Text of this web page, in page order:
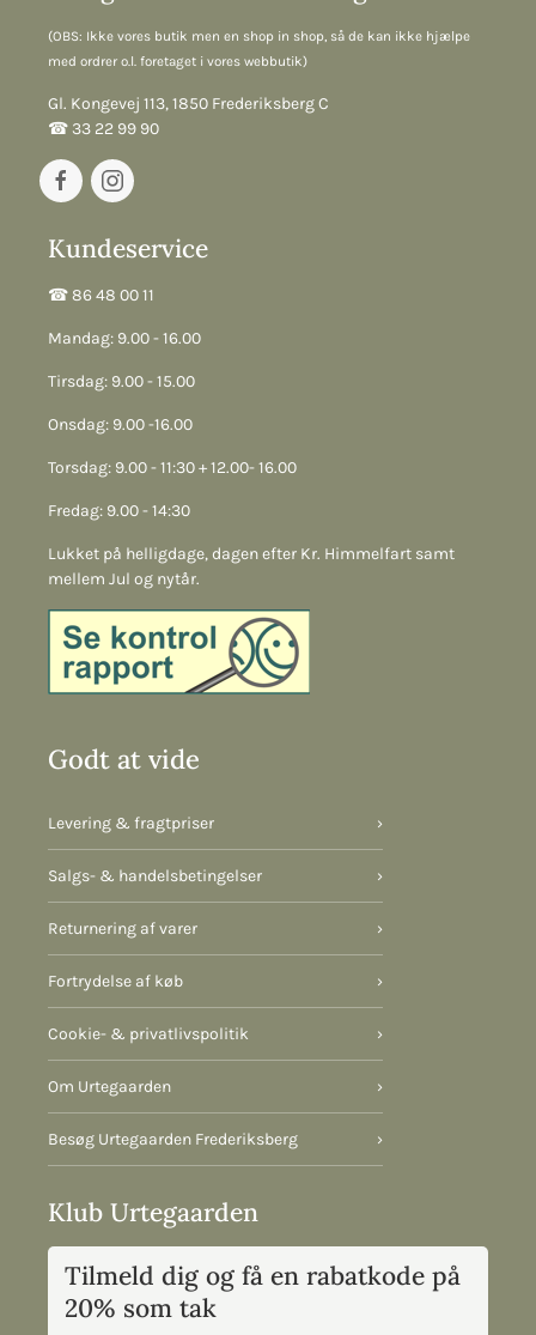
(OBS: Ikke vores butik men en shop in shop, så de kan ikke hjælpe
med ordrer o.l. foretaget i vores webbutik)
Gl. Kongevej 113, 1850 Frederiksberg C
☎︎ 33 22 99 90
Kundeservice
☎︎ 86 48 00 11
Mandag: 9.00 - 16.00
Tirsdag: 9.00 - 15.00
Onsdag: 9.00 -16.00
Torsdag: 9.00 - 11:30 + 12.00- 16.00
Fredag: 9.00 - 14:30
Lukket på helligdage, dagen efter Kr. Himmelfart samt
mellem Jul og nytår.
Godt at vide
Levering & fragtpriser ›
Salgs- & handelsbetingelser ›
Returnering af varer ›
Fortrydelse af køb ›
Cookie- & privatlivspolitik ›
Om Urtegaarden ›
Besøg Urtegaarden Frederiksberg ›
Klub Urtegaarden
Tilmeld dig og få en rabatkode på
20% som tak